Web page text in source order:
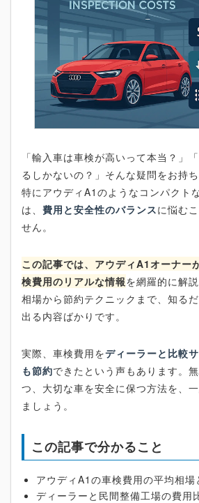
「輸入車は車検が高いって本当？」
るしかないの？」そんな疑問をお持ち
特にアウディA1のようなコンパクト
は、 費用と安全性のバランスに悩む
せん。
この記事では、アウディA1オーナー
検費用のリアルな情報を網羅的に解
相場から節約テクニックまで、知る
出る内容ばかりです。
実際、車検費用をディーラーと比較
も節約できたという声もあります。
つ、大切な車を安全に保つ方法を、
ましょう。
この記事で分かること
アウディA1の車検費用の平均相場
ディーラーと民間整備工場の費用